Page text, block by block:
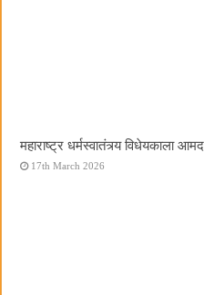
महाराष्ट्र धर्मस्वातंत्र्य विधेयकाला
17th March 2026